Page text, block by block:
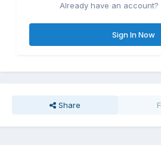
Already have an account?
Sign In Now
Share